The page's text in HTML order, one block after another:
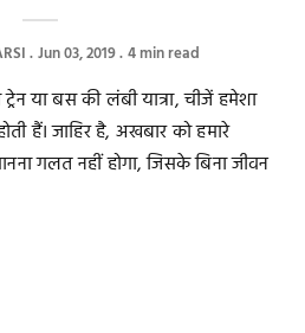
Jun 03, 2019 4 min read
या बस की लंबी यात्रा, चीजें हमेशा
हैं। जाहिर है, अखबार को हमारे
​​गलत नहीं होगा, जिसके बिना जीवन